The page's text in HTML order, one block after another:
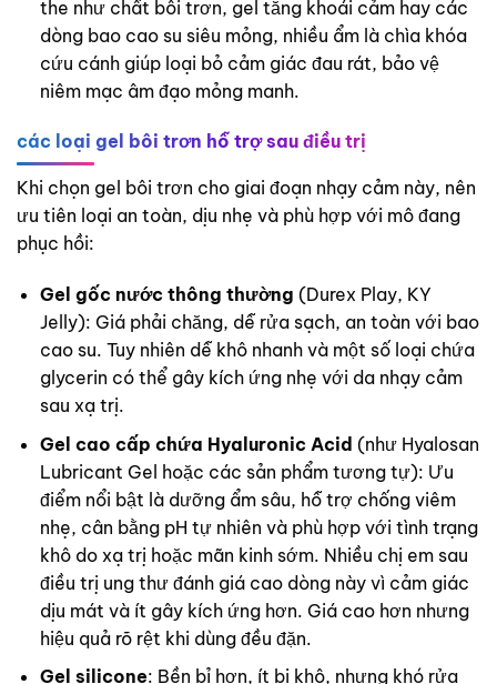
the như chất bôi trơn, gel tăng khoái cảm hay các
dòng bao cao su siêu mỏng, nhiều ẩm là chìa khóa
cứu cánh giúp loại bỏ cảm giác đau rát, bảo vệ
niêm mạc âm đạo mỏng manh.
các loại gel bôi trơn hỗ trợ sau điều trị
Khi chọn gel bôi trơn cho giai đoạn nhạy cảm này, nên
ưu tiên loại an toàn, dịu nhẹ và phù hợp với mô đang
phục hồi:
Gel gốc nước thông thường (Durex Play, KY
Jelly): Giá phải chăng, dễ rửa sạch, an toàn với bao
cao su. Tuy nhiên dễ khô nhanh và một số loại chứa
glycerin có thể gây kích ứng nhẹ với da nhạy cảm
sau xạ trị.
Gel cao cấp chứa Hyaluronic Acid (như Hyalosan
Lubricant Gel hoặc các sản phẩm tương tự): Ưu
điểm nổi bật là dưỡng ẩm sâu, hỗ trợ chống viêm
nhẹ, cân bằng pH tự nhiên và phù hợp với tình trạng
khô do xạ trị hoặc mãn kinh sớm. Nhiều chị em sau
điều trị ung thư đánh giá cao dòng này vì cảm giác
dịu mát và ít gây kích ứng hơn. Giá cao hơn nhưng
hiệu quả rõ rệt khi dùng đều đặn.
Gel silicone: Bền bỉ hơn, ít bị khô, nhưng khó rửa